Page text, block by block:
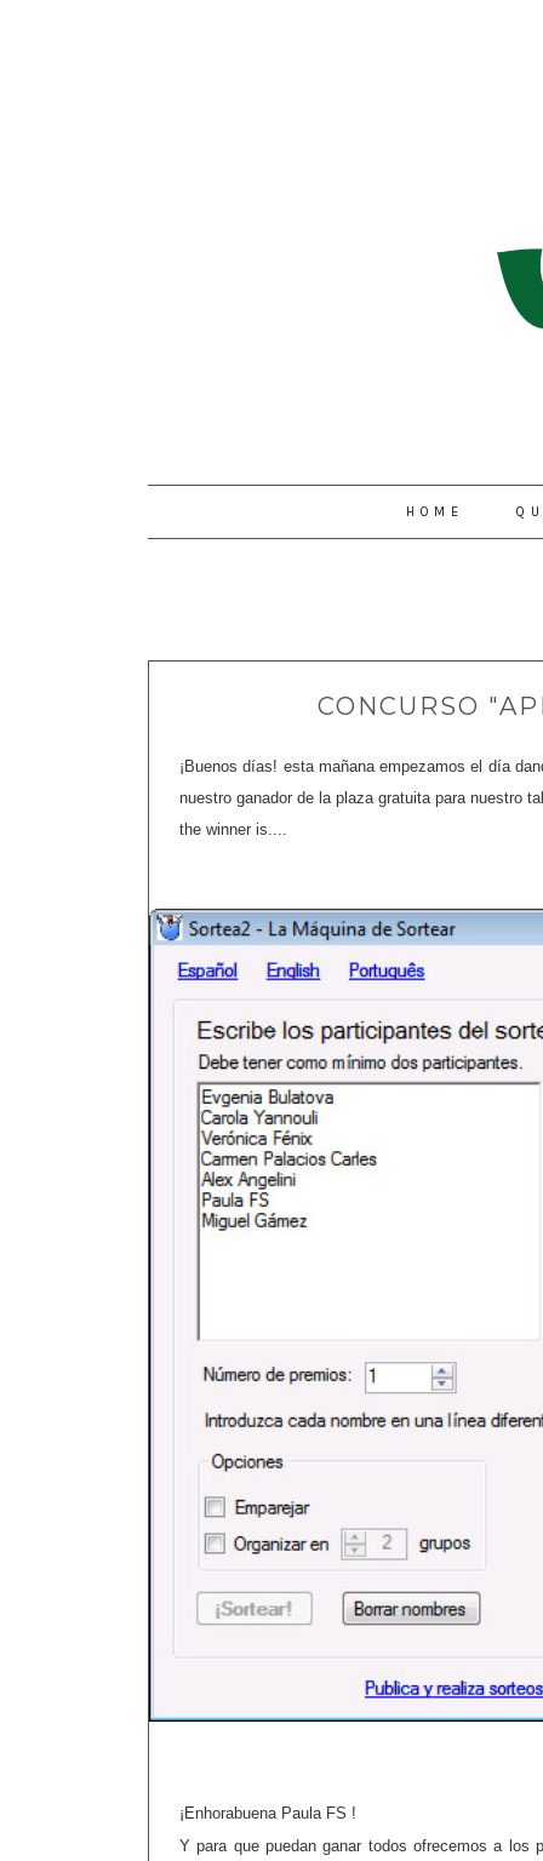
HOME
CONCURSO
¡Buenos días! esta mañana empezamos el día
nuestro ganador de la plaza gratuita para nuestro
the winner is....
¡Enhorabuena Paula FS !
Y para que puedan ganar todos ofrecemos a los